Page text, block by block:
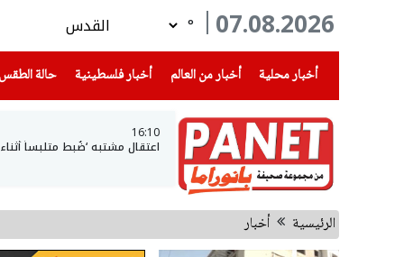
07.08.2026
°
أخبار محلية
(current) أخبار من العالم أخبار فلسطينية(current) حالة الطقس
16:10
اعتقال مشتبه ‘ضُبط متلبساً
الرئيسية أخبار